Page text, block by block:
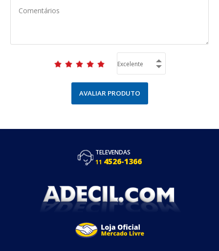
AVALIAR PRODUTO
TELEVENDAS
11 4526-1366